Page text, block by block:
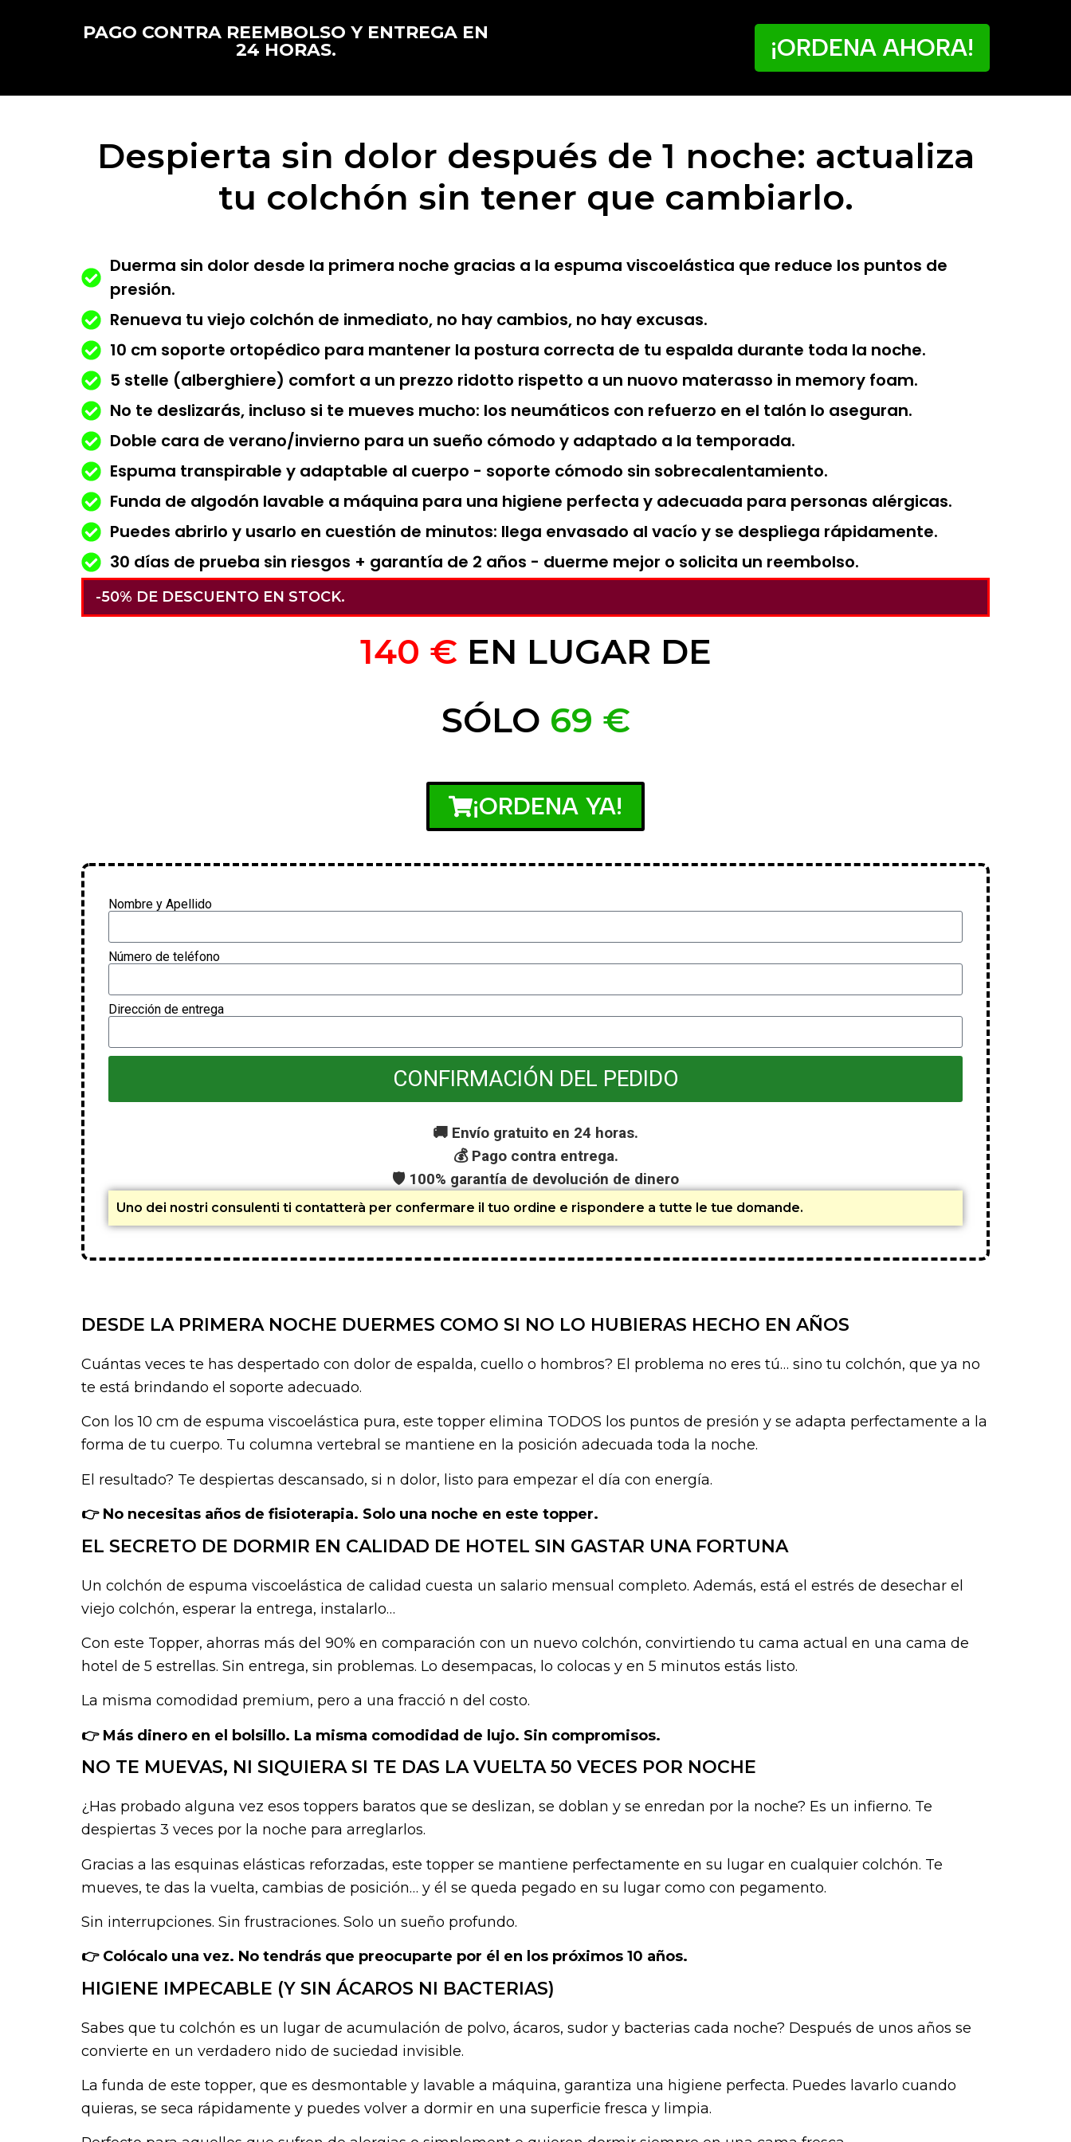
PAGO CONTRA REEMBOLSO Y ENTREGA EN
24 HORAS.
¡ORDENA AHORA!
Despierta sin dolor después de 1 noche: actualiza
tu colchón sin tener que cambiarlo.
Duerma sin dolor desde la primera noche gracias a la espuma viscoelástica que reduce los puntos de
presión.
Renueva tu viejo colchón de inmediato, no hay cambios, no hay excusas.
10 cm soporte ortopédico para mantener la postura correcta de tu espalda durante toda la noche.
5 stelle (alberghiere) comfort a un prezzo ridotto rispetto a un nuovo materasso in memory foam.
No te deslizarás, incluso si te mueves mucho: los neumáticos con refuerzo en el talón lo aseguran.
Doble cara de verano/invierno para un sueño cómodo y adaptado a la temporada.
Espuma transpirable y adaptable al cuerpo - soporte cómodo sin sobrecalentamiento.
Funda de algodón lavable a máquina para una higiene perfecta y adecuada para personas alérgicas.
Puedes abrirlo y usarlo en cuestión de minutos: llega envasado al vacío y se despliega rápidamente.
30 días de prueba sin riesgos + garantía de 2 años - duerme mejor o solicita un reembolso.
-50% DE DESCUENTO EN STOCK.
140 € EN LUGAR DE
SÓLO 69 €
¡ORDENA YA!
Nombre y Apellido
Número de teléfono
Dirección de entrega
CONFIRMACIÓN DEL PEDIDO
🚚 Envío gratuito en 24 horas.
💰 Pago contra entrega.
🛡️ 100% garantía de devolución de dinero
Uno dei nostri consulenti ti contatterà per confermare il tuo ordine e rispondere a tutte le tue domande.
DESDE LA PRIMERA NOCHE DUERMES COMO SI NO LO HUBIERAS HECHO EN AÑOS
Cuántas veces te has despertado con dolor de espalda, cuello o hombros? El problema no eres tú… sino tu colchón, que ya no
te está brindando el soporte adecuado.
Con los 10 cm de espuma viscoelástica pura, este topper elimina TODOS los puntos de presión y se adapta perfectamente a la
forma de tu cuerpo. Tu columna vertebral se mantiene en la posición adecuada toda la noche.
El resultado? Te despiertas descansado, si n dolor, listo para empezar el día con energía.
👉 No necesitas años de fisioterapia. Solo una noche en este topper.
EL SECRETO DE DORMIR EN CALIDAD DE HOTEL SIN GASTAR UNA FORTUNA
Un colchón de espuma viscoelástica de calidad cuesta un salario mensual completo. Además, está el estrés de desechar el
viejo colchón, esperar la entrega, instalarlo…
Con este Topper, ahorras más del 90% en comparación con un nuevo colchón, convirtiendo tu cama actual en una cama de
hotel de 5 estrellas. Sin entrega, sin problemas. Lo desempacas, lo colocas y en 5 minutos estás listo.
La misma comodidad premium, pero a una fracció n del costo.
👉 Más dinero en el bolsillo. La misma comodidad de lujo. Sin compromisos.
NO TE MUEVAS, NI SIQUIERA SI TE DAS LA VUELTA 50 VECES POR NOCHE
¿Has probado alguna vez esos toppers baratos que se deslizan, se doblan y se enredan por la noche? Es un infierno. Te
despiertas 3 veces por la noche para arreglarlos.
Gracias a las esquinas elásticas reforzadas, este topper se mantiene perfectamente en su lugar en cualquier colchón. Te
mueves, te das la vuelta, cambias de posición… y él se queda pegado en su lugar como con pegamento.
Sin interrupciones. Sin frustraciones. Solo un sueño profundo.
👉 Colócalo una vez. No tendrás que preocuparte por él en los próximos 10 años.
HIGIENE IMPECABLE (Y SIN ÁCAROS NI BACTERIAS)
Sabes que tu colchón es un lugar de acumulación de polvo, ácaros, sudor y bacterias cada noche? Después de unos años se
convierte en un verdadero nido de suciedad invisible.
La funda de este topper, que es desmontable y lavable a máquina, garantiza una higiene perfecta. Puedes lavarlo cuando
quieras, se seca rápidamente y puedes volver a dormir en una superficie fresca y limpia.